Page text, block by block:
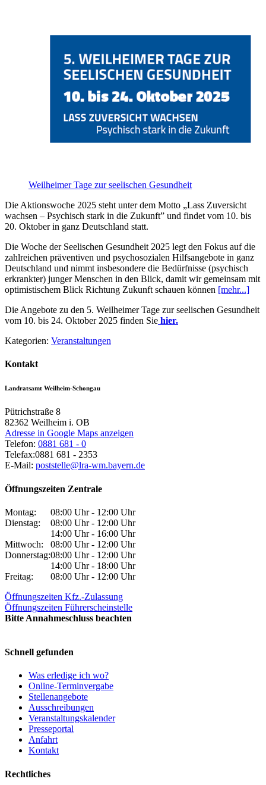
Weilheimer Tage zur seelischen Gesundheit
Die Aktionswoche 2025 steht unter dem Motto „Lass Zuversicht
wachsen – Psychisch stark in die Zukunft” und findet vom 10. bis
20. Oktober in ganz Deutschland statt.
Die Woche der Seelischen Gesundheit 2025 legt den Fokus auf die
zahlreichen präventiven und psychosozialen Hilfsangebote in ganz
Deutschland und nimmt insbesondere die Bedürfnisse (psychisch
erkrankter) junger Menschen in den Blick, damit wir gemeinsam mit
optimistischem Blick Richtung Zukunft schauen können [mehr...]
Die Angebote zu den 5. Weilheimer Tage zur seelischen Gesundheit
vom 10. bis 24. Oktober 2025 finden Sie hier.
Kategorien: Veranstaltungen
Kontakt
Landratsamt Weilheim-Schongau
Pütrichstraße 8
82362 Weilheim i. OB
Adresse in Google Maps anzeigen
Telefon: 0881 681 - 0
Telefax:0881 681 - 2353
E-Mail: poststelle@lra-wm.bayern.de
Öffnungszeiten Zentrale
Montag:
08:00 Uhr - 12:00 Uhr
Dienstag:
08:00 Uhr - 12:00 Uhr
14:00 Uhr - 16:00 Uhr
Mittwoch:
08:00 Uhr - 12:00 Uhr
Donnerstag:08:00 Uhr - 12:00 Uhr
14:00 Uhr - 18:00 Uhr
Freitag:
08:00 Uhr - 12:00 Uhr
Öffnungszeiten Kfz.-Zulassung
Öffnungszeiten Führerscheinstelle
Bitte Annahmeschluss beachten
Schnell gefunden
Was erledige ich wo?
Online-Terminvergabe
Stellenangebote
Ausschreibungen
Veranstaltungskalender
Presseportal
Anfahrt
Kontakt
Rechtliches